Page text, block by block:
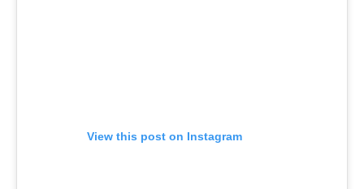
View this post on Instagram